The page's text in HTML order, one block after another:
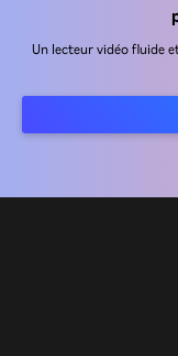
Un lecteur vidéo fluide
Partenaires de distribution
Annonceurs
Conditions d'utilisation